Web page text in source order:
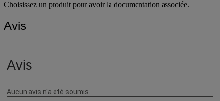
Choisissez un produit pour avoir la documentation associée.
Avis